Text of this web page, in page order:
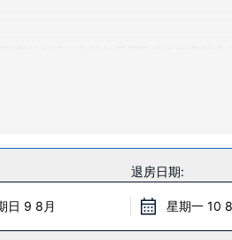
风机。
的小吃吧/熟食店随便找点吃的。免费
房。计划在索格斯举办活动？这家酒
日 9 8月
退房日期:
星期一 10